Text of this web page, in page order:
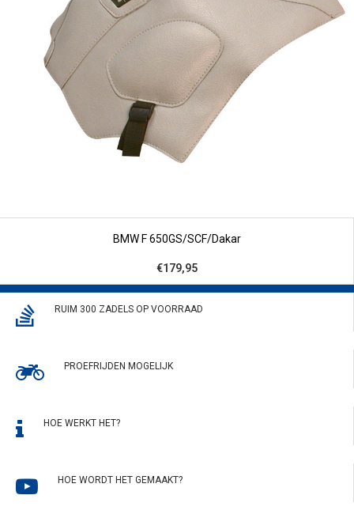
BMW F 650GS/SCF/Dakar
€179,95
RUIM 300 ZADELS OP VOORRAAD
PROEFRIJDEN MOGELIJK
HOE WERKT HET?
HOE WORDT HET GEMAAKT?